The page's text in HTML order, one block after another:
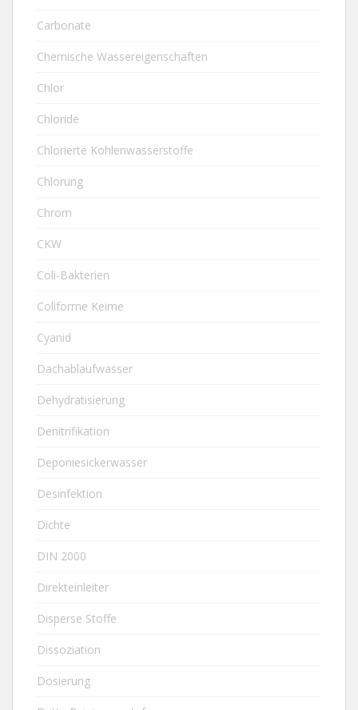
Carbonate
Chemische Wassereigenschaften
Chlor
Chloride
Chlorierte Kohlenwasserstoffe
Chlorung
Chrom
CKW
Coli-Bakterien
Coliforme Keime
Cyanid
Dachablaufwasser
Dehydratisierung
Denitrifikation
Deponiesickerwasser
Desinfektion
Dichte
DIN 2000
Direkteinleiter
Disperse Stoffe
Dissoziation
Dosierung